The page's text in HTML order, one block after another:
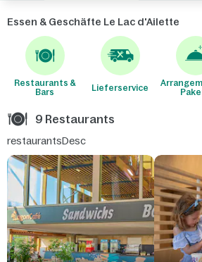
Essen & Geschäfte Le Lac d'Ailette
Restaurants &
Bars
Lieferservice
9 Restaurants
restaurantsDesc